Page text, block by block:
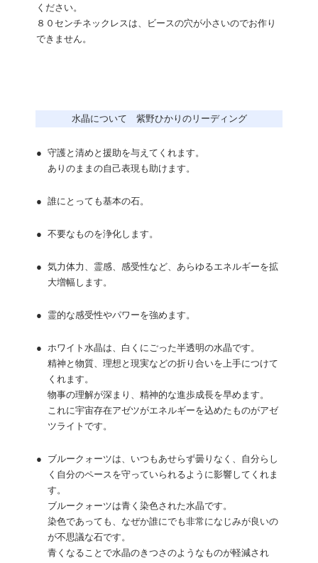
ください。
８０センチネックレスは、ビースの穴が小さいのでお作り
できません。
水晶について 紫野ひかりのリーディング
●
守護と清めと援助を与えてくれます。
ありのままの自己表現も助けます。
● 誰にとっても基本の石。
● 不要なものを浄化します。
●
気力体力、霊感、感受性など、あらゆるエネルギーを拡
大増幅します。
● 霊的な感受性やパワーを強めます。
●
ホワイト水晶は、白くにごった半透明の水晶です。
精神と物質、理想と現実などの折り合いを上手につけて
くれます。
物事の理解が深まり、精神的な進歩成長を早めます。
これに宇宙存在アゼツがエネルギーを込めたものがアゼ
ツライトです。
●
ブルークォーツは、いつもあせらず曇りなく、自分らし
く自分のペースを守っていられるように影響してくれま
す。
ブルークォーツは青く染色された水晶です。
染色であっても、なぜか誰にでも非常になじみが良いの
が不思議な石です。
青くなることで水晶のきつさのようなものが軽減され